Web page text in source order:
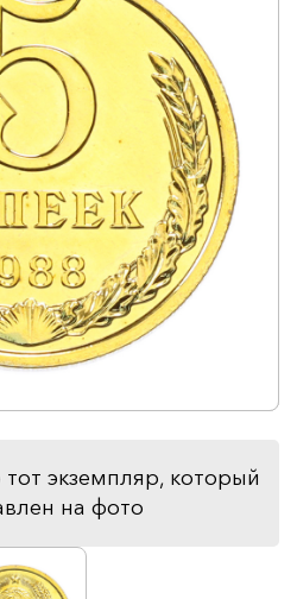
экземпляр, который
на фото